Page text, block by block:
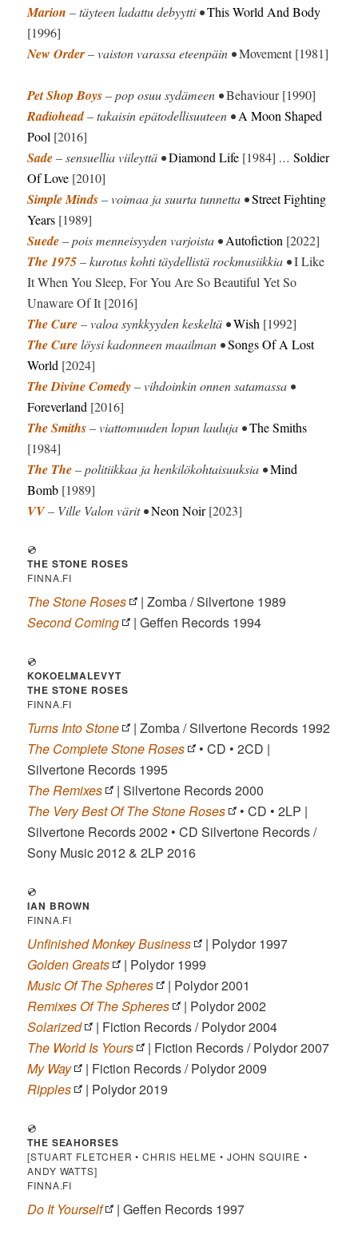
Marion – täyteen ladattu debyytti •This World And Body
[1996]
New Order– vaiston varassa eteenpäin •Movement [1981]
Pet Shop Boys– pop osuu sydämeen •Behaviour [1990]
Radiohead– takaisin epätodellisuuteen •A Moon Shaped
Pool [2016]
Sade– sensuellia viileyttä •Diamond Life [1984] …Soldier
Of Love [2010]
Simple Minds– voimaa ja suurta tunnetta •Street Fighting
Years [1989]
Suede– pois menneisyyden varjoista •Autofiction [2022]
The 1975– kurotus kohti täydellistä rockmusiikkia •I Like
It When You Sleep, For You Are So Beautiful Yet So
Unaware Of It [2016]
The Cure– valoa synkkyyden keskeltä •Wish [1992]
The Curelöysi kadonneen maailman •Songs Of A Lost
World [2024]
The Divine Comedy– vihdoinkin onnen satamassa •
Foreverland [2016]
The Smiths– viattomuuden lopun lauluja •The Smiths
[1984]
The The– politiikkaa ja henkilökohtaisuuksia •Mind
Bomb [1989]
VV– Ville Valon värit •Neon Noir[2023]
💿
THE STONE ROSES
FINNA.FI
The Stone Roses
| Zomba / Silvertone 1989
Second Coming
| Geffen Records 1994
💿
KOKOELMALEVYT
THE STONE ROSES
FINNA.FI
Turns Into Stone
| Zomba / Silvertone Records 1992
The Complete Stone Roses
• CD • 2CD |
Silvertone Records 1995
The Remixes
| Silvertone Records 2000
The Very Best Of The Stone Roses
• CD • 2LP |
Silvertone Records 2002 • CD Silvertone Records /
Sony Music 2012 & 2LP 2016
💿
IAN BROWN
FINNA.FI
Unfinished Monkey Business
| Polydor 1997
Golden Greats
| Polydor 1999
Music Of The Spheres
| Polydor 2001
Remixes Of The Spheres
| Polydor 2002
Solarized
| Fiction Records / Polydor 2004
The World Is Yours
| Fiction Records / Polydor 2007
My Way
| Fiction Records / Polydor 2009
Ripples
| Polydor 2019
💿
THE SEAHORSES
[STUART FLETCHER • CHRIS HELME • JOHN SQUIRE •
ANDY WATTS]
FINNA.FI
Do It Yourself | Geffen Records 1997